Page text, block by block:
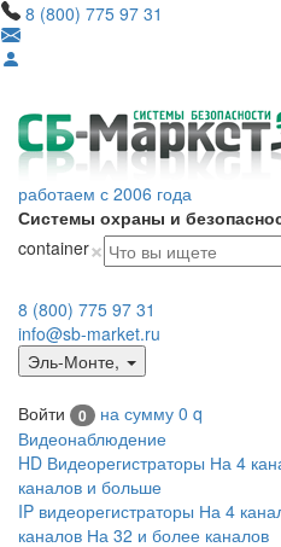
8 (800) 775 97 31
работаем с 2006 года
Системы охраны и
container×
8 (800) 775 97 31
info@sb-market.ru
Эль-Монте,
Войти 0 на сумму 0 q
Видеонаблюдение
HD Видеорегистраторы На 4
каналов и больше
IP видеорегистраторы На 4
каналов На 32 и более каналов